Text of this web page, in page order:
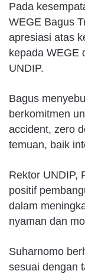
Pada
WEGE Bagus
apresiasi atas
kepada WEGE
UNDIP.
Bagus
berkomitmen
accident, zero
temuan, baik
Rektor UNDIP,
positif
dalam
nyaman dan
Suharnomo
sesuai dengan